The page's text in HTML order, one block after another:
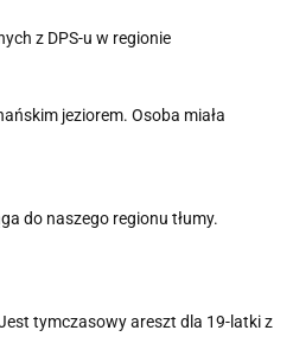
z DPS-u w regionie
jeziorem. Osoba miała
do naszego regionu tłumy.
tymczasowy areszt dla 19-latki z